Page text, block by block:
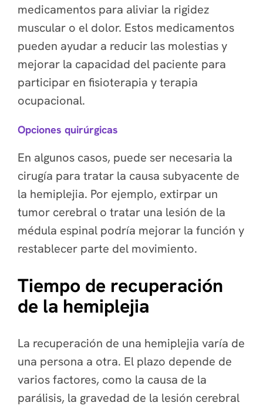
medicamentos para aliviar la rigidez
muscular o el dolor. Estos medicamentos
pueden ayudar a reducir las molestias y
mejorar la capacidad del paciente para
participar en fisioterapia y terapia
ocupacional.
Opciones quirúrgicas
En algunos casos, puede ser necesaria la
cirugía para tratar la causa subyacente de
la hemiplejia. Por ejemplo, extirpar un
tumor cerebral o tratar una lesión de la
médula espinal podría mejorar la función y
restablecer parte del movimiento.
Tiempo de recuperación
de la hemiplejia
La recuperación de una hemiplejia varía de
una persona a otra. El plazo depende de
varios factores, como la causa de la
parálisis, la gravedad de la lesión cerebral